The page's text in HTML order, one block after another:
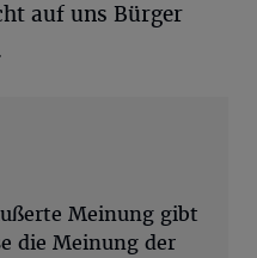
auf uns Bürger
Meinung gibt
die Meinung der